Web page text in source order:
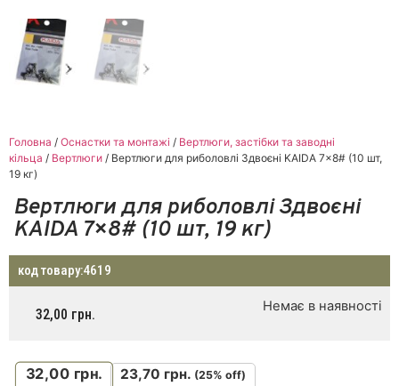
Головна / Оснастки та монтажі / Вертлюги, застібки та заводні
кільца / Вертлюги / Вертлюги для риболовлі Здвоєні KAIDA 7×8# (10 шт,
19 кг)
Вертлюги для риболовлі Здвоєні
KAIDA 7×8# (10 шт, 19 кг)
код товару:4619
32,00 грн. Немає в наявності
32,00 грн. 23,70 грн. (25% off)